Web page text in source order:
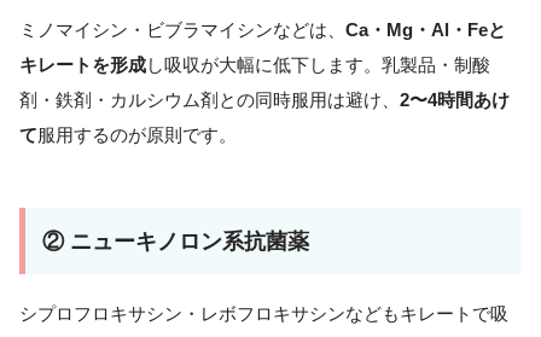
ミノマイシン・ビブラマイシンなどは、 Ca・Mg・Al・Feと
キレートを形成し吸収が大幅に低下します。乳製品・制酸
剤・鉄剤・カルシウム剤との同時服用は避け、 2〜4時間あけ
て服用するのが原則です。
② ニューキノロン系抗菌薬
シプロフロキサシン・レボフロキサシンなどもキレートで吸